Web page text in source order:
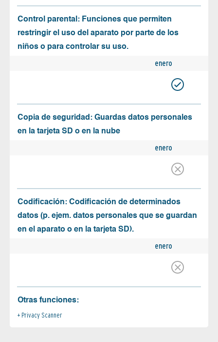
Control parental: Funciones que permiten
restringir el uso del aparato por parte de los
niños o para controlar su uso.
enero
Copia de seguridad: Guardas datos personales
en la tarjeta SD o en la nube
enero
Codificación: Codificación de determinados
datos (p. ejem. datos personales que se guardan
en el aparato o en la tarjeta SD).
enero
Otras funciones:
Privacy Scanner